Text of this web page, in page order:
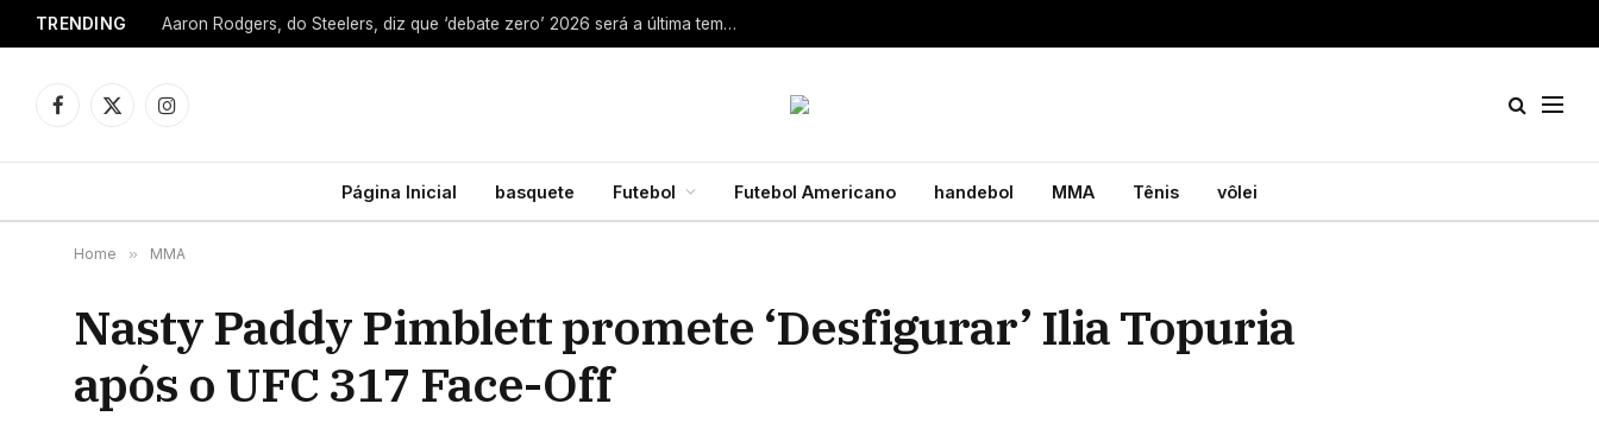
TRENDING Aaron Rodgers, do Steelers, diz que ‘debate zero’ 2026 será a última temporada da NFL 28 de julho de 2026
Facebook
X
Instagram
Página Inicial basquete Futebol Futebol Americano handebol MMA Tênis vôlei
Home » MMA
Nasty Paddy Pimblett promete ‘Desfigurar’ Ilia Topuria
após o UFC 317 Face-Off